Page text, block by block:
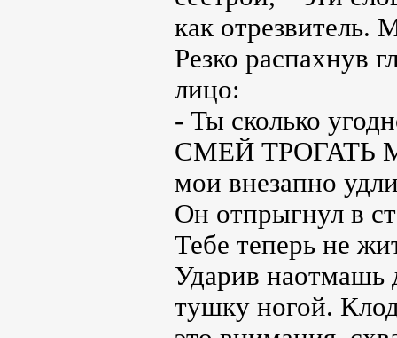
как отрезвитель.
Резко распахнув
лицо:
- Ты сколько
СМЕЙ ТРОГАТЬ
мои внезапно
Он отпрыгнул в
Тебе теперь не
Ударив наотмашь
тушку ногой.